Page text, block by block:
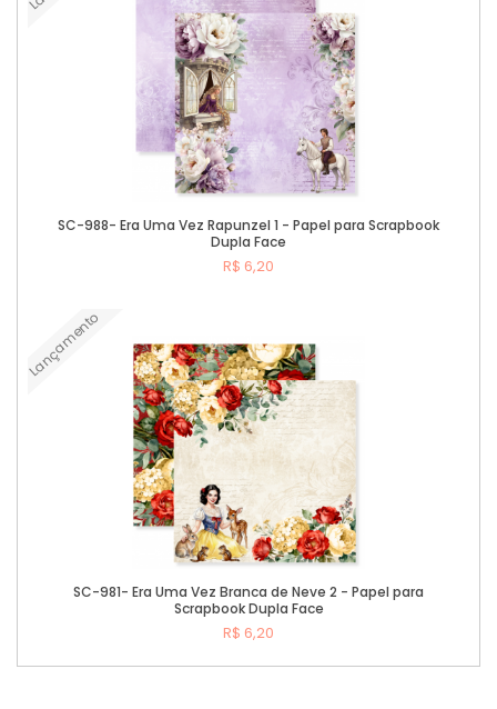
SC-988- Era Uma Vez Rapunzel 1 - Papel para Scrapbook
Dupla Face
R$ 6,20
Lançamento
SC-981- Era Uma Vez Branca de Neve 2 - Papel para
Scrapbook Dupla Face
R$ 6,20